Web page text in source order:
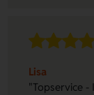
Lisa
"Topservice -